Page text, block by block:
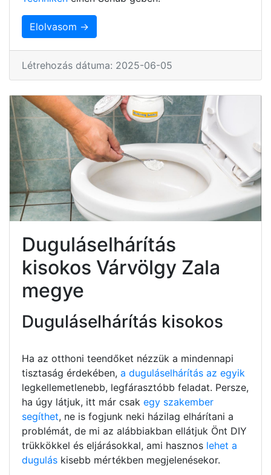
Elolvasom →
Létrehozás dátuma: 2025-06-05
Duguláselhárítás
kisokos Várvölgy Zala
megye
Duguláselhárítás kisokos
Ha az otthoni teendőket nézzük a mindennapi
tisztaság érdekében, a duguláselhárítás az egyik
legkellemetlenebb, legfárasztóbb feladat. Persze,
ha úgy látjuk, itt már csak egy szakember
segíthet, ne is fogjunk neki házilag elhárítani a
problémát, de mi az alábbiakban ellátjuk Önt DIY
trükkökkel és eljárásokkal, ami hasznos lehet a
dugulás kisebb mértékben megjelenésekor.